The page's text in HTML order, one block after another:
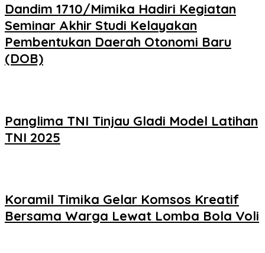
Dandim 1710/Mimika Hadiri Kegiatan
Seminar Akhir Studi Kelayakan
Pembentukan Daerah Otonomi Baru
(DOB)
Panglima TNI Tinjau Gladi Model Latihan
TNI 2025
Koramil Timika Gelar Komsos Kreatif
Bersama Warga Lewat Lomba Bola Voli